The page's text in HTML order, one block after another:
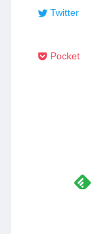
Twitter
Pocket